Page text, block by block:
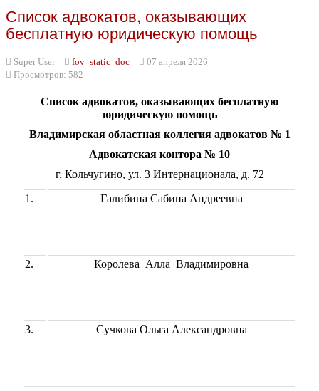
Список адвокатов, оказывающих
бесплатную юридическую помощь
Super User fov_static_doc
07 апреля 2026
Просмотров: 582
Список адвокатов, оказывающих бесплатную
юридическую помощь
Владимирская областная коллегия адвокатов № 1
Адвокатская контора № 10
г. Кольчугино, ул. 3 Интернационала, д. 72
1.
Галибина Сабина Андреевна
2. Королева Алла Владимировна
3. Сучкова Ольга Александровна